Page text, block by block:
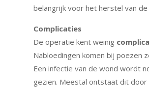
belangrijk voor het herstel van de
Complicaties
De operatie kent weinig
Nabloedingen komen bij poezen
Een infectie van de wond wordt
gezien. Meestal ontstaat dit door